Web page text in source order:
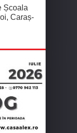
Școala
Caraș-